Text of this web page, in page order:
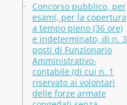
Concorso pubblico, per
esami, per la copertura
a tempo pieno (36 ore)
e indeterminato, di n. 3
posti di Funzionario
Amministrativo-
contabile (di cui n. 1
riservato ai volontari
delle forze armate